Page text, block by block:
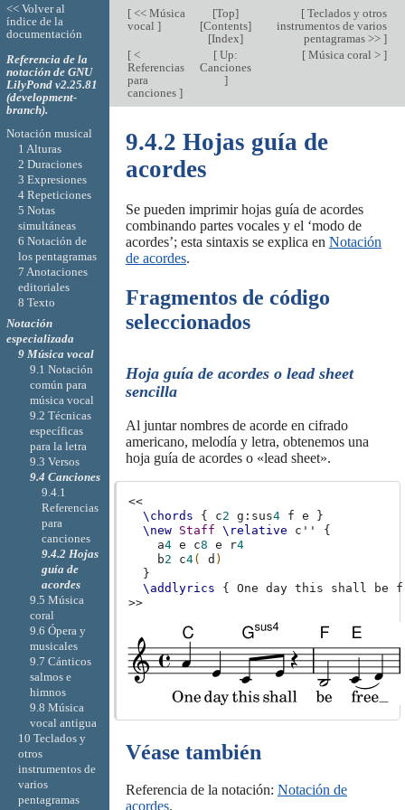
[<< Música
vocal ]
[Top]
[Contents]
[Index]
[Teclados y otros
instrumentos de varios
pentagramas >> ]
[<
Referencias
para
canciones ]
[ Up:
Canciones
]
[Música coral > ]
9.4.2 Hojas guía de
acordes
Se pueden imprimir hojas guía de acordes
combinando partes vocales y el ‘modo de
acordes’; esta sintaxis se explica en Notación
de acordes.
Fragmentos de código
seleccionados
Hoja guía de acordes o lead sheet
sencilla
Al juntar nombres de acorde en cifrado
americano, melodía y letra, obtenemos una
hoja guía de acordes o «lead sheet».
<<
\chords
{ c2 g : sus4 f e
}
\new
Staff \relative c''
{
a4 e c8 e r4
b2 c4( d )
}
\addlyrics
{ One day this shall be
>>
Véase también
Referencia de la notación: Notación de
acordes.
<< Volver al
índice de la
documentación
Referencia de la
notación de GNU
LilyPond v2.25.81
(development-
branch).
Notación musical
1 Alturas
2 Duraciones
3 Expresiones
4 Repeticiones
5 Notas
simultáneas
6 Notación de
los pentagramas
7 Anotaciones
editoriales
8 Texto
Notación
especializada
9 Música vocal
9.1 Notación
común para
música vocal
9.2 Técnicas
específicas
para la letra
9.3 Versos
9.4 Canciones
9.4.1
Referencias
para
canciones
9.4.2 Hojas
guía de
acordes
9.5 Música
coral
9.6 Ópera y
musicales
9.7 Cánticos
salmos e
himnos
9.8 Música
vocal antigua
10 Teclados y
otros
instrumentos de
varios
pentagramas